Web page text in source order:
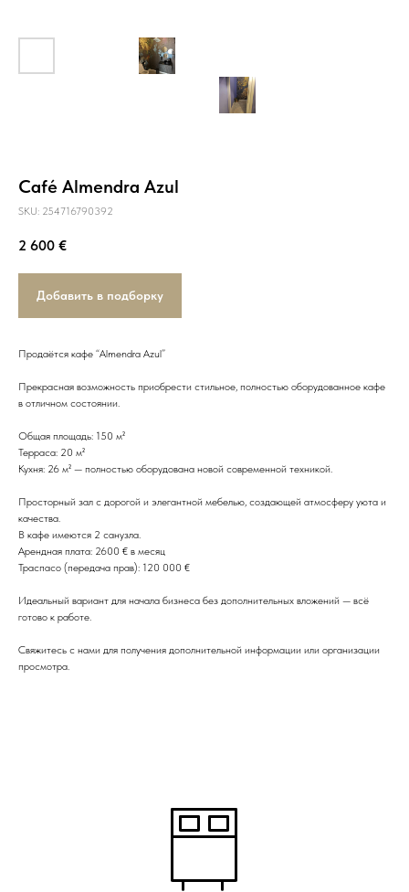
Café Almendra Azul
SKU: 254716790392
2 600 €
Добавить в подборку
Продаётся кафе “Almendra Azul”
Прекрасная возможность приобрести стильное, полностью оборудованное кафе
в отличном состоянии.
Общая площадь: 150 м²
Терраса: 20 м²
Кухня: 26 м² — полностью оборудована новой современной техникой.
Просторный зал с дорогой и элегантной мебелью, создающей атмосферу уюта и
качества.
В кафе имеются 2 санузла.
Арендная плата: 2600 € в месяц
Траспасо (передача прав): 120 000 €
Идеальный вариант для начала бизнеса без дополнительных вложений — всё
готово к работе.
Свяжитесь с нами для получения дополнительной информации или организации
просмотра.